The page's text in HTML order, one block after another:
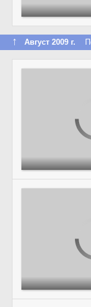
↑ Август 2009 г.